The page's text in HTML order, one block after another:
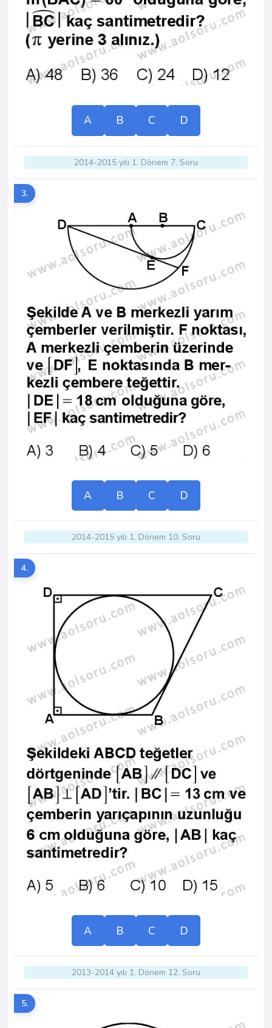
A B C D
2014-2015 yılı 1. Dönem 7. Soru
3.
A B C D
2014-2015 yılı 1. Dönem 10. Soru
4.
A B C D
2013-2014 yılı 1. Dönem 12. Soru
5.